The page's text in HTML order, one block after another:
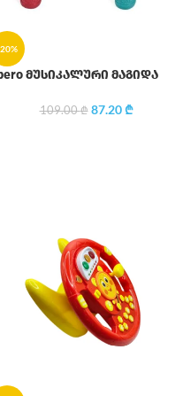
მუსიკალური მაგიდა
109.00₾ 87.20₾